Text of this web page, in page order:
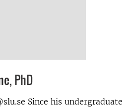
PhD
Since his undergraduate